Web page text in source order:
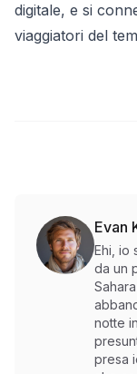
digitale, e si
viaggiatori del
Evan
Ehi, io
da un
notte
presa